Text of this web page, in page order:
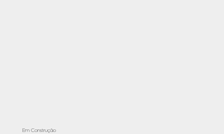
Em Construção